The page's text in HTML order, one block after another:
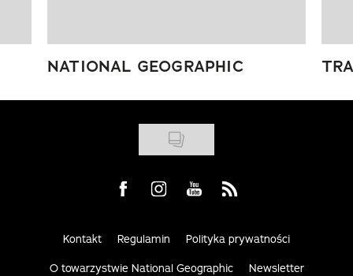
NATIONAL GEOGRAPHIC
Visit us on Facebook
Visit us on Instagram
Visit us on Youtube
Visit us on Rss
Kontakt Regulamin Polityka prywatności
O towarzystwie National Geographic Newsletter